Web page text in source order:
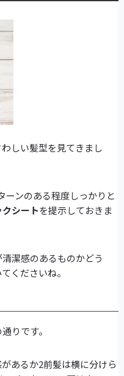
しい髪型を見てきまし
ーンのある程度しっかりと
シートを提示しておきま
潔感のあるものかどう
くださいね。
りです。
あるか2前髪は横に分けら